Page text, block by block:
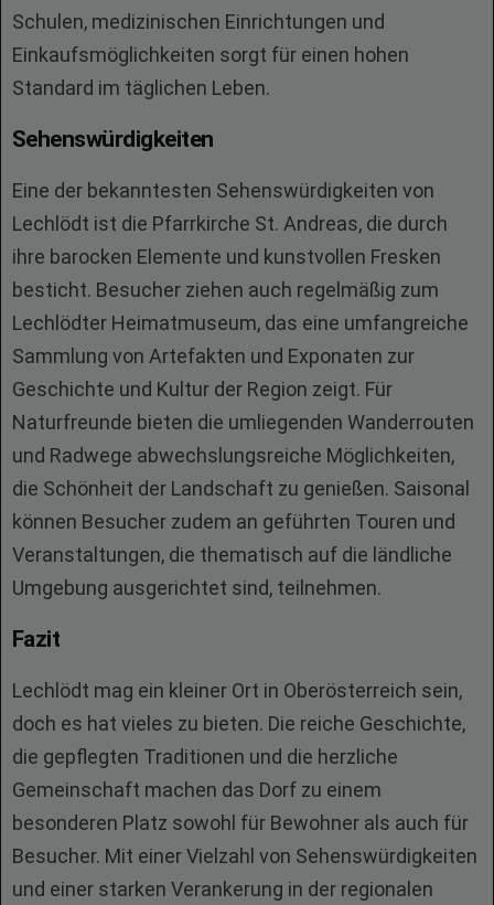
Schulen, medizinischen Einrichtungen und
Einkaufsmöglichkeiten sorgt für einen hohen
Standard im täglichen Leben.
Sehenswürdigkeiten
Eine der bekanntesten Sehenswürdigkeiten von
Lechlödt ist die Pfarrkirche St. Andreas, die durch
ihre barocken Elemente und kunstvollen Fresken
besticht. Besucher ziehen auch regelmäßig zum
Lechlödter Heimatmuseum, das eine umfangreiche
Sammlung von Artefakten und Exponaten zur
Geschichte und Kultur der Region zeigt. Für
Naturfreunde bieten die umliegenden Wanderrouten
und Radwege abwechslungsreiche Möglichkeiten,
die Schönheit der Landschaft zu genießen. Saisonal
können Besucher zudem an geführten Touren und
Veranstaltungen, die thematisch auf die ländliche
Umgebung ausgerichtet sind, teilnehmen.
Fazit
Lechlödt mag ein kleiner Ort in Oberösterreich sein,
doch es hat vieles zu bieten. Die reiche Geschichte,
die gepflegten Traditionen und die herzliche
Gemeinschaft machen das Dorf zu einem
besonderen Platz sowohl für Bewohner als auch für
Besucher. Mit einer Vielzahl von Sehenswürdigkeiten
und einer starken Verankerung in der regionalen